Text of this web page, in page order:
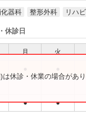
器科 整形外科 リハ
休診日
月 火
● ●
は休診・休業の場合があ